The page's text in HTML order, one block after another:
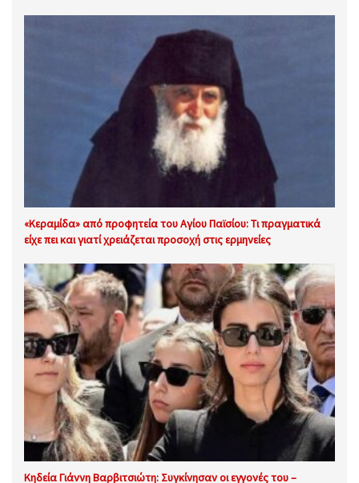
«Κεραμίδα» από προφητεία του Αγίου Παϊσίου: Τι πραγματικά
είχε πει και γιατί χρειάζεται προσοχή στις ερμηνείες
Κηδεία Γιάννη Βαρβιτσιώτη: Συγκίνησαν οι εγγονές του –